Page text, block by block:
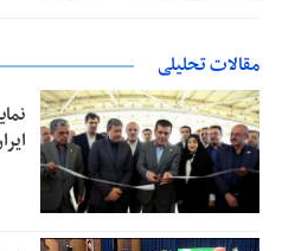
مقالات تحلیلی